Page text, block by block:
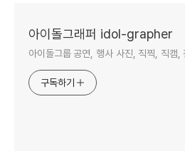
아이돌그래퍼 idol-grapher
아이돌그룹 공연, 행사 사진, 직찍, 직캠,
구독하기